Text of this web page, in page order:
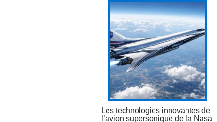
Les technologies innovantes de
l’avion supersonique de la Nasa